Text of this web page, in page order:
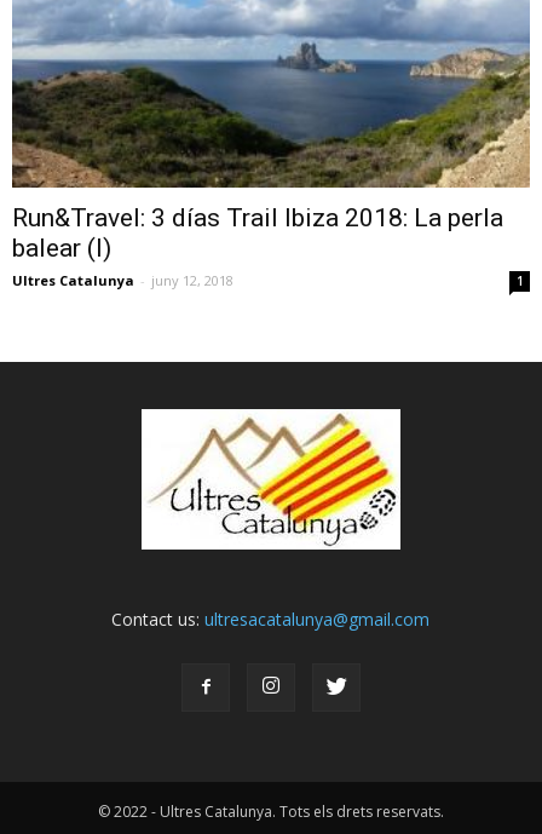
Run&Travel: 3 días Trail Ibiza 2018: La perla
balear (I)
Ultres Catalunya - juny 12, 2018 1
Contact us:ultresacatalunya@gmail.com
© 2022 - Ultres Catalunya. Tots els drets reservats.